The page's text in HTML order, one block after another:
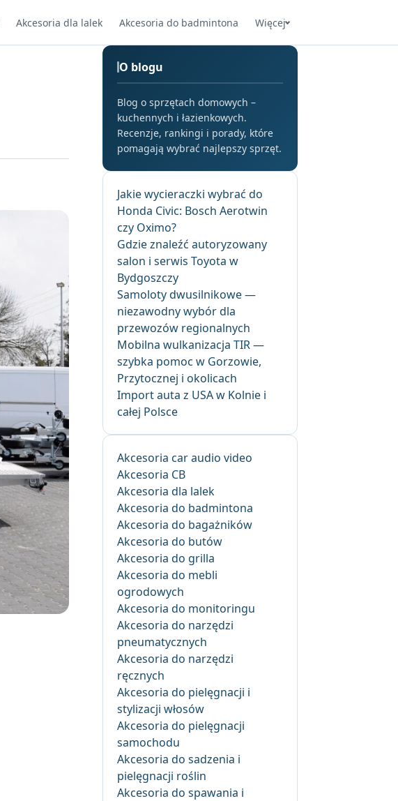
Akcesoria dla lalek Akcesoria do badmintona Więcej
O blogu
Blog o sprzętach domowych –
kuchennych i łazienkowych.
Recenzje, rankingi i porady, które
pomagają wybrać najlepszy sprzęt.
Jakie wycieraczki wybrać do
Honda Civic: Bosch Aerotwin
czy Oximo?
Gdzie znaleźć autoryzowany
salon i serwis Toyota w
Bydgoszczy
Samoloty dwusilnikowe —
niezawodny wybór dla
przewozów regionalnych
Mobilna wulkanizacja TIR —
szybka pomoc w Gorzowie,
Przytocznej i okolicach
Import auta z USA w Kolnie i
całej Polsce
Akcesoria car audio video
Akcesoria CB
Akcesoria dla lalek
Akcesoria do badmintona
Akcesoria do bagażników
Akcesoria do butów
Akcesoria do grilla
Akcesoria do mebli
ogrodowych
Akcesoria do monitoringu
Akcesoria do narzędzi
pneumatycznych
Akcesoria do narzędzi
ręcznych
Akcesoria do pielęgnacji i
stylizacji włosów
Akcesoria do pielęgnacji
samochodu
Akcesoria do sadzenia i
pielęgnacji roślin
Akcesoria do spawania i